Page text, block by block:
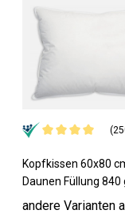
Kopfkissen 60x80
Daunen Füllung 840
andere Varianten